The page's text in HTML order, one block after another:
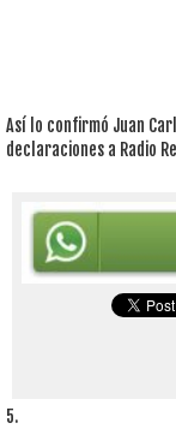
Así lo confirmó Juan
declaraciones a Radio
5.